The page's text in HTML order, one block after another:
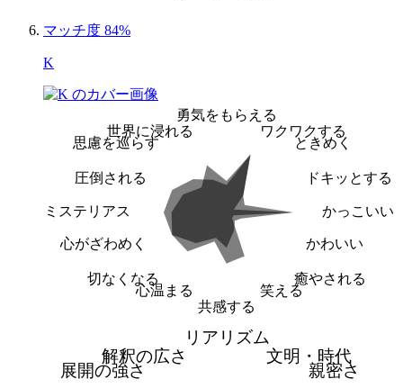
マッチ度 84%
K
勇気をもらえる
ワクワクする
ときめく
ドキッとする
かっこいい
かわいい
癒やされる
笑える
共感する
心温まる
切なくなる
心がざわめく
ミステリアス
圧倒される
思慮を巡らす
世界に浸れる
リアリズム
文明・時代
親密さ
展開の強さ
解釈の広さ